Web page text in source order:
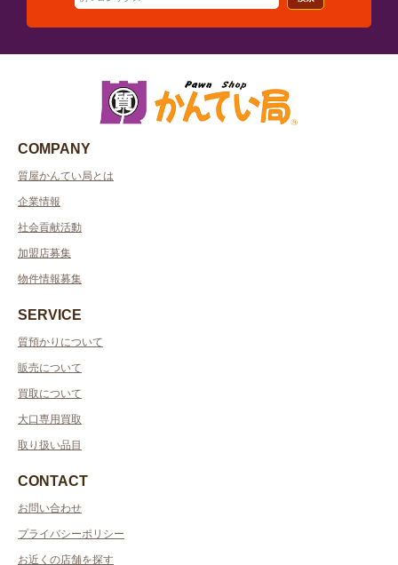
COMPANY
質屋かんてい局とは
企業情報
社会貢献活動
加盟店募集
物件情報募集
SERVICE
質預かりについて
販売について
買取について
大口専用買取
取り扱い品目
CONTACT
お問い合わせ
プライバシーポリシー
お近くの店舗を探す